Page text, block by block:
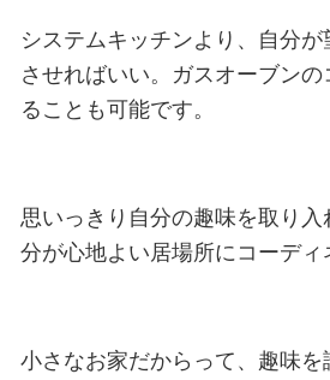
システムキッチンより、自分
させればいい。ガスオーブン
ることも可能です。
思いっきり自分の趣味を取り入
分が心地よい居場所にコーディ
小さなお家だからって、趣味